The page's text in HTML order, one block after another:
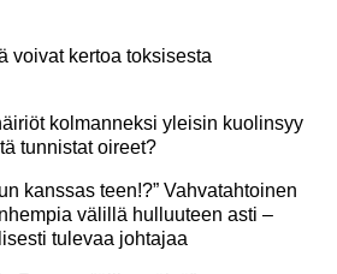
voivat kertoa toksisesta
kolmanneksi yleisin kuolinsyy
tunnistat oireet?
kanssas teen!?” Vahvatahtoinen
välillä hulluuteen asti –
tulevaa johtajaa